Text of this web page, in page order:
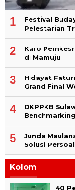
1
Festival
Pelestarian
2
Karo
di Mamuju
3
Hidayat
Grand Final
4
DKPPKB
5
Junda
Solusi
Kolom
40